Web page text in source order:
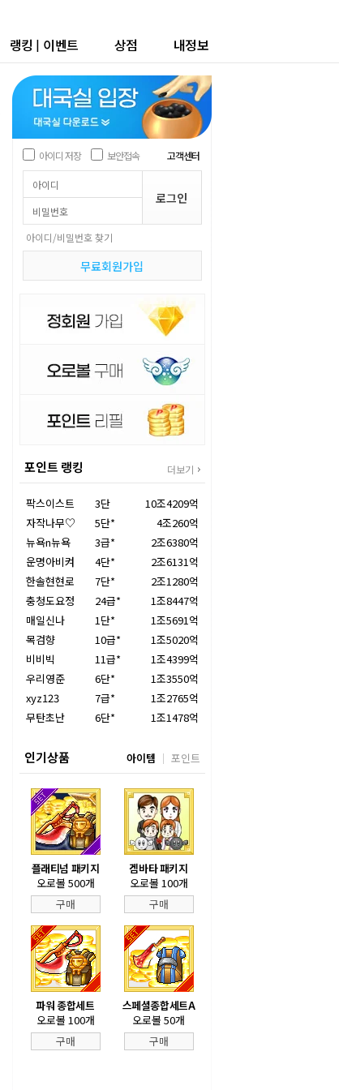
랭킹 | 이벤트 상점 내정보
아이디 저장 보안접속 고객센터
아이디/비밀번호 찾기
무료회원가입
포인트 랭킹 더보기
팍스이스트 3단
10조4209억
자작나무♡
5단*
4조260억
뉴욕n뉴욕
3급*
2조6380억
운명아비켜
4단*
2조6131억
한솔현현로
7단*
2조1280억
충청도요정
24급*
1조8447억
매일신나
1단*
1조5691억
목검향
10급*
1조5020억
비비빅
11급*
1조4399억
우리영준
6단*
1조3550억
xyz123
7급*
1조2765억
무탄초난
6단* 1조1478억
인기상품 아이템 포인트
플래티넘 패키지
오로볼 500개
구매
겜바타 패키지
오로볼 100개
구매
파워 종합세트
오로볼 100개
구매
스페셜종합세트A
오로볼 50개
구매